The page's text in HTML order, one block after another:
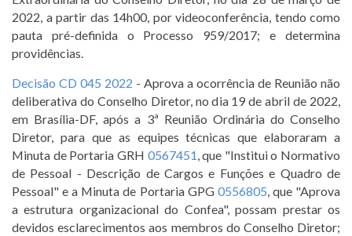
2022, a partir das 14h00, por videoconferência, tendo como
pauta pré-definida o Processo 959/2017; e determina
providências.
Decisão CD 045 2022 - Aprova a ocorrência de Reunião não
deliberativa do Conselho Diretor, no dia 19 de abril de 2022,
em Brasília-DF, após a 3ª Reunião Ordinária do Conselho
Diretor, para que as equipes técnicas que elaboraram a
Minuta de Portaria GRH 0567451 , que "Institui o Normativo
de Pessoal - Descrição de Cargos e Funções e Quadro de
Pessoal" e a Minuta de Portaria GPG 0556805 , que "Aprova
a estrutura organizacional do Confea", possam prestar os
devidos esclarecimentos aos membros do Conselho Diretor;